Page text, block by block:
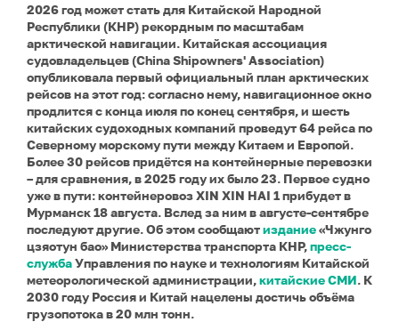
2026 год может стать для Китайской Народной
Республики (КНР) рекордным по масштабам
арктической навигации. Китайская ассоциация
судовладельцев (China Shipowners' Association)
опубликовала первый официальный план арктических
рейсов на этот год: согласно нему, навигационное окно
продлится с конца июля по конец сентября, и шесть
китайских судоходных компаний проведут 64 рейса по
Северному морскому пути между Китаем и Европой.
Более 30 рейсов придётся на контейнерные перевозки
– для сравнения, в 2025 году их было 23. Первое судно
уже в пути: контейнеровоз XIN XIN HAI 1 прибудет в
Мурманск 18 августа. Вслед за ним в августе-сентябре
последуют другие. Об этом сообщаютиздание«Чжунго
цзяотун бао» Министерства транспорта КНР,пресс-
службаУправления по науке и технологиям Китайской
метеорологической администрации,китайские СМИ. К
2030 году Россия и Китай нацелены достичь объёма
грузопотока в 20 млн тонн.